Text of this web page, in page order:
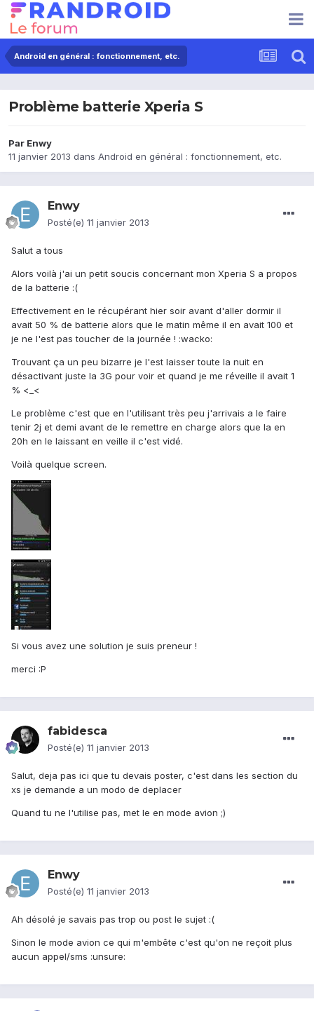
Android en général : fonctionnement, etc.
Problème batterie Xperia S
Par Enwy
11 janvier 2013 dans Android en général : fonctionnement, etc.
Enwy
Posté(e) 11 janvier 2013
Salut a tous
Alors voilà j'ai un petit soucis concernant mon Xperia S a propos
de la batterie :(
Effectivement en le récupérant hier soir avant d'aller dormir il
avait 50 % de batterie alors que le matin même il en avait 100 et
je ne l'est pas toucher de la journée ! :wacko:
Trouvant ça un peu bizarre je l'est laisser toute la nuit en
désactivant juste la 3G pour voir et quand je me réveille il avait 1
% <_<
Le problème c'est que en l'utilisant très peu j'arrivais a le faire
tenir 2j et demi avant de le remettre en charge alors que la en
20h en le laissant en veille il c'est vidé.
Voilà quelque screen.
Si vous avez une solution je suis preneur !
merci :P
fabidesca
Posté(e) 11 janvier 2013
Salut, deja pas ici que tu devais poster, c'est dans les section du
xs je demande a un modo de deplacer
Quand tu ne l'utilise pas, met le en mode avion ;)
Enwy
Posté(e) 11 janvier 2013
Ah désolé je savais pas trop ou post le sujet :(
Sinon le mode avion ce qui m'embête c'est qu'on ne reçoit plus
aucun appel/sms :unsure: